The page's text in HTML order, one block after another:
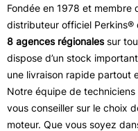
Fondée en 1978 et membre
distributeur officiel Perkins®
8 agences régionalessur
dispose d’un stock
une livraison rapide partout
Notre équipe de
vous conseiller sur le choix
moteur. Que vous soyez